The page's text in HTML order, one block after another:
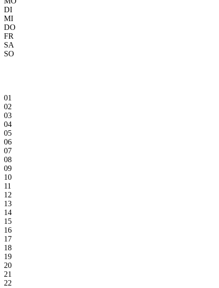
DI
MI
DO
FR
SA
SO
01
02
03
04
05
06
07
08
09
10
11
12
13
14
15
16
17
18
19
20
21
22